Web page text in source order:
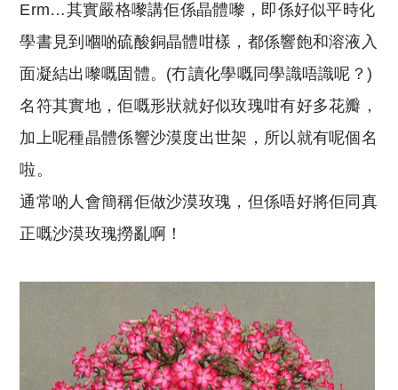
Erm…其實嚴格嚟講佢係晶體嚟，即係好似平時化
學書見到嗰啲硫酸銅晶體咁樣，都係響飽和溶液入
面凝結出嚟嘅固體。(冇讀化學嘅同學識唔識呢？)
名符其實地，佢嘅形狀就好似玫瑰咁有好多花瓣，
加上呢種晶體係響沙漠度出世架，所以就有呢個名
啦。
通常啲人會簡稱佢做沙漠玫瑰，但係唔好將佢同真
正嘅沙漠玫瑰撈亂啊！